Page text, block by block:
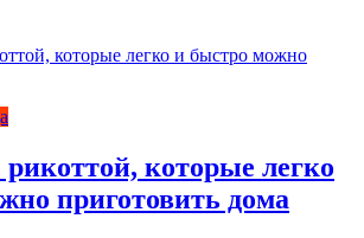
рикоттой, которые легко
приготовить дома